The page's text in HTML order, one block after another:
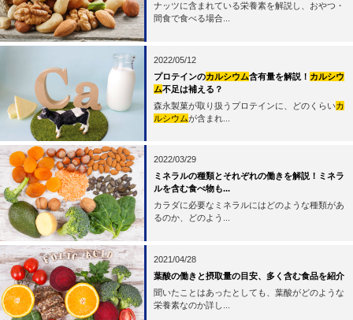
ナッツに含まれている栄養素を解説し、おやつ・
間食で食べる場合...
2022/05/12
プロテインのカルシウム含有量を解説！ カルシウ
ム不足は補える？
森永製菓が取り扱うプロテインに、どのくらいカ
ルシウムが含まれ...
2022/03/29
ミネラルの種類とそれぞれの働きを解説！ミネラ
ルを含む食べ物も...
カラダに必要なミネラルにはどのような種類があ
るのか、どのよう...
2021/04/28
葉酸の働きと摂取量の目安、多く含む食品を紹介
聞いたことはあったとしても、葉酸がどのような
栄養素なのか詳し...